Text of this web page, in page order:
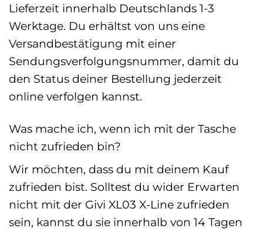
Lieferzeit innerhalb Deutschlands 1-3
Werktage. Du erhältst von uns eine
Versandbestätigung mit einer
Sendungsverfolgungsnummer, damit du
den Status deiner Bestellung jederzeit
online verfolgen kannst.
Was mache ich, wenn ich mit der Tasche
nicht zufrieden bin?
Wir möchten, dass du mit deinem Kauf
zufrieden bist. Solltest du wider Erwarten
nicht mit der Givi XL03 X-Line zufrieden
sein, kannst du sie innerhalb von 14 Tagen